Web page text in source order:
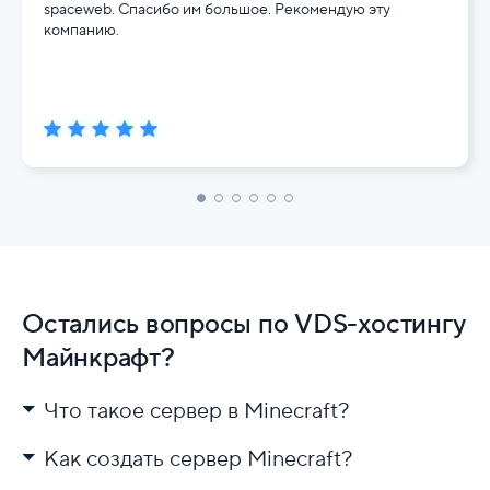
spaceweb. Спасибо им большое. Рекомендую эту
компанию.
Остались вопросы по VDS-хостингу
Майнкрафт?
Что такое сервер в Minecraft?
Как создать сервер Minecraft?